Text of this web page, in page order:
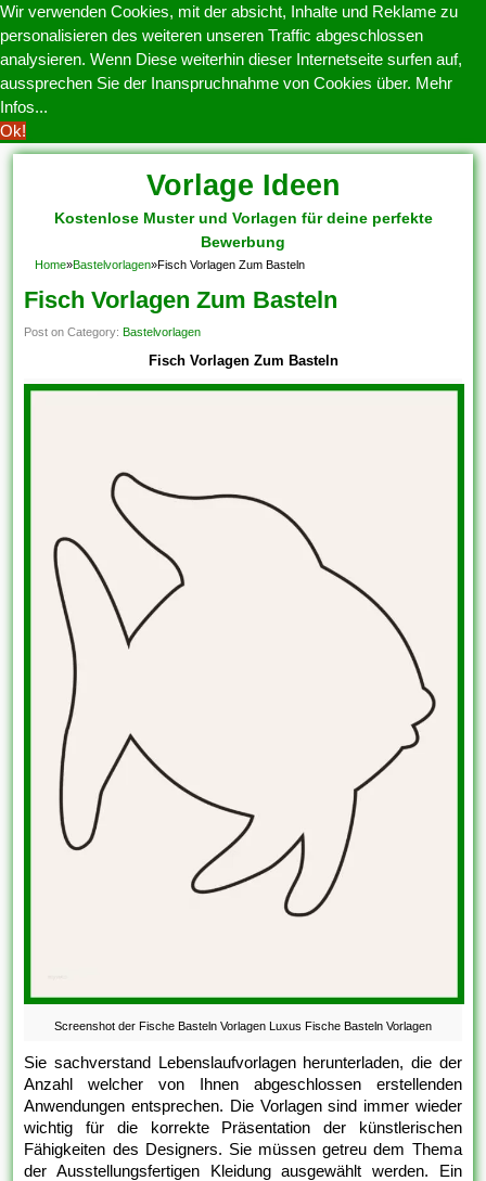
Wir verwenden Cookies, mit der absicht, Inhalte und Reklame zu
personalisieren des weiteren unseren Traffic abgeschlossen
analysieren. Wenn Diese weiterhin dieser Internetseite surfen auf,
aussprechen Sie der Inanspruchnahme von Cookies über. Mehr
Infos...
Ok!
Vorlage Ideen
Kostenlose Muster und Vorlagen für deine perfekte
Bewerbung
Home»Bastelvorlagen»Fisch Vorlagen Zum Basteln
Fisch Vorlagen Zum Basteln
Post on Category:Bastelvorlagen
Fisch Vorlagen Zum Basteln
Screenshot der Fische Basteln Vorlagen Luxus Fische Basteln Vorlagen
Sie sachverstand Lebenslaufvorlagen herunterladen, die der
Anzahl welcher von Ihnen abgeschlossen erstellenden
Anwendungen entsprechen. Die Vorlagen sind immer wieder
wichtig für die korrekte Präsentation der künstlerischen
Fähigkeiten des Designers. Sie müssen getreu dem Thema
der Ausstellungsfertigen Kleidung ausgewählt werden. Ein